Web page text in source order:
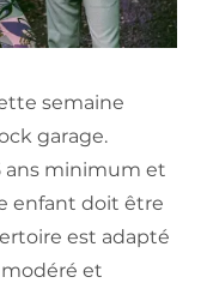
semaine
garage.
ans minimum et
enfant doit être
est adapté
et